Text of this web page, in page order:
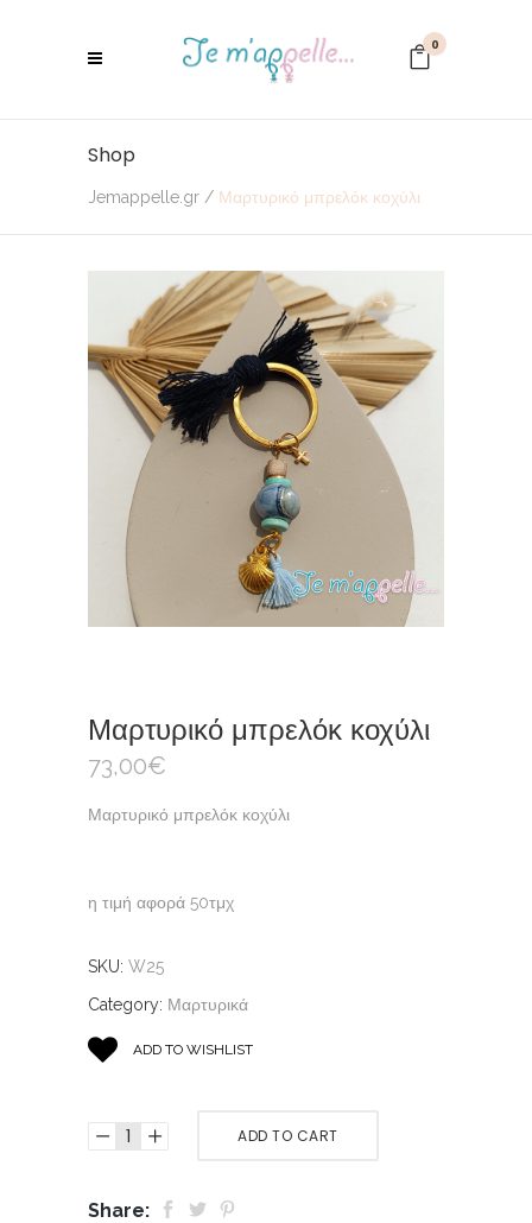
0
Shop
Jemappelle.gr / Μαρτυρικό μπρελόκ κοχύλι
🔍
Μαρτυρικό μπρελόκ κοχύλι
73,00€
Μαρτυρικό μπρελόκ κοχύλι
η τιμή αφορά 50τμχ
SKU: W25
Category: Μαρτυρικά
ADD TO WISHLIST
ADD TO CART
Share: